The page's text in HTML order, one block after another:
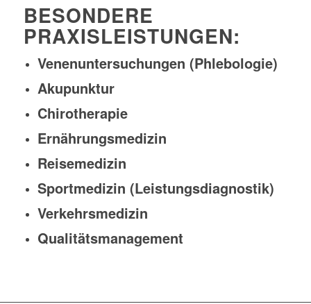
BESONDERE
PRAXISLEISTUNGEN:
Venenuntersuchungen (Phlebologie)
Akupunktur
Chirotherapie
Ernährungsmedizin
Reisemedizin
Sportmedizin (Leistungsdiagnostik)
Verkehrsmedizin
Qualitätsmanagement